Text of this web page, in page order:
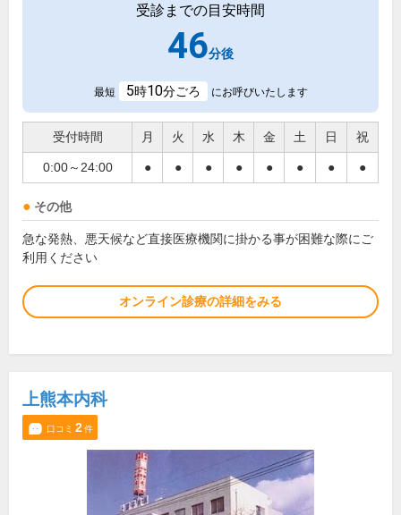
受診までの目安時間
46分後
最短 5時10分ごろ にお呼びいたします
受付時間 月 火 水 木 金 土 日 祝
0:00～24:00 ● ● ● ● ● ● ● ●
その他
急な発熱、悪天候など直接医療機関に掛かる事が困難な際にご
利用ください
オンライン診療の詳細をみる
上熊本内科
口コミ 2件